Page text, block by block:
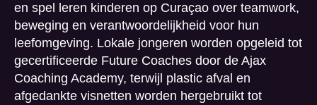
en spel leren kinderen op Curaçao over teamwork,
beweging en verantwoordelijkheid voor hun
leefomgeving. Lokale jongeren worden opgeleid tot
gecertificeerde Future Coaches door de Ajax
Coaching Academy, terwijl plastic afval en
afgedankte visnetten worden hergebruikt tot